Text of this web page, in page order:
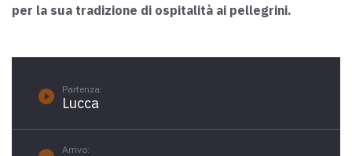
per la sua tradizione di ospitalità ai pellegrini.
play_circle_filled Partenza:
Lucca
Arrivo: